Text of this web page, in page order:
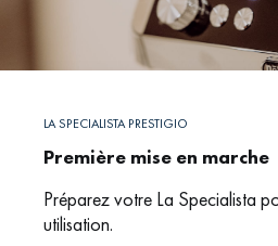
LA SPECIALISTA PRESTIGIO
Première mise en marche
Préparez votre La Specialista
utilisation.